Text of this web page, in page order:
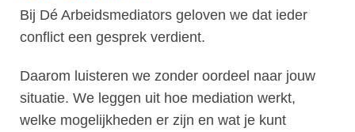
Bij Dé Arbeidsmediators geloven we dat ieder
conflict een gesprek verdient.
Daarom luisteren we zonder oordeel naar jouw
situatie. We leggen uit hoe mediation werkt,
welke mogelijkheden er zijn en wat je kunt